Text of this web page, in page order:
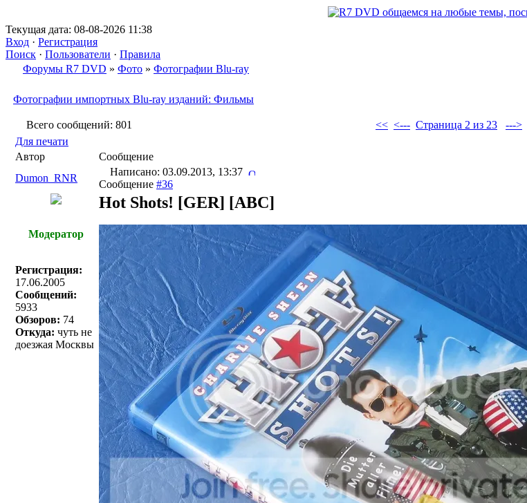
Текущая дата: 08-08-2026 11:38
Вход · Регистрация
Поиск · Пользователи · Правила
Форумы R7 DVD » Фото » Фотографии Blu-ray
Фотографии импортных Blu-ray изданий: Фильмы
Всего сообщений: 801 << <--- Страница 2 из 23 --->
Для печати
Автор
Сообщение
Dumon_RNR
Написано: 03.09.2013, 13:37
Сообщение #36
Модератор
Регистрация:
17.06.2005
Сообщений:
5933
Обзоров: 74
Откуда: чуть не
доезжая Москвы
Hot Shots! [GER] [ABC]